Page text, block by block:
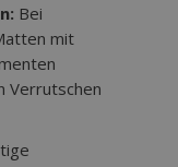
Bei
mit
Verrutschen